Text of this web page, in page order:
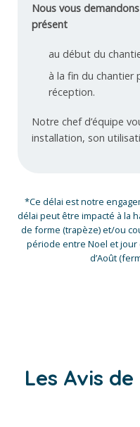
Nous vous
présent
au début du
à la fin du chantier
réception.
Notre chef d’équipe
installation, son
*Ce délai est notre
délai peut être impacté à la
de forme (trapèze) et/ou
période entre Noel et jour
d’Août
Les Avis